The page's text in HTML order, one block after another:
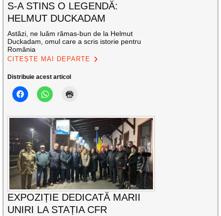
S-A STINS O LEGENDĂ:
HELMUT DUCKADAM
Astăzi, ne luăm rămas-bun de la Helmut
Duckadam, omul care a scris istorie pentru
România
CITEȘTE MAI DEPARTE
Distribuie acest articol
EXPOZIȚIE DEDICATĂ MARII
UNIRI LA STAȚIA CFR